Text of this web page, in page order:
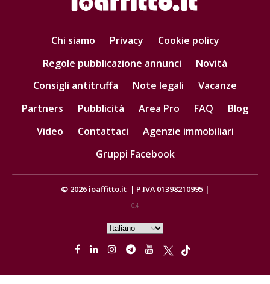
Chi siamo Privacy
Cookie policy
Regole pubblicazione annunci
Novità
Consigli antitruffa
Note legali
Vacanze
Partners
Pubblicità Area Pro FAQ
Blog
Video
Contattaci
Agenzie immobiliari
Gruppi Facebook
© 2026 ioaffitto.it | P.IVA 01398210995 |
0.4